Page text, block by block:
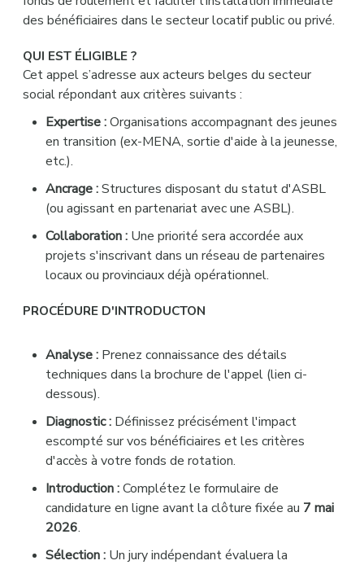
des bénéficiaires dans le secteur locatif public ou privé.
QUI EST ÉLIGIBLE ?
Cet appel s’adresse aux acteurs belges du secteur
social répondant aux critères suivants :
Expertise :Organisations accompagnant des jeunes
en transition (ex-MENA, sortie d'aide à la jeunesse,
etc.).
Ancrage :Structures disposant du statut d'ASBL
(ou agissant en partenariat avec une ASBL).
Collaboration : Une priorité sera accordée aux
projets s'inscrivant dans un réseau de partenaires
locaux ou provinciaux déjà opérationnel.
PROCÉDURE D'INTRODUCTON
Analyse : Prenez connaissance des détails
techniques dans la brochure de l'appel (lien ci-
dessous).
Diagnostic : Définissez précisément l'impact
escompté sur vos bénéficiaires et les critères
d'accès à votre fonds de rotation.
Introduction :Complétez le formulaire de
candidature en ligne avant la clôture fixée au 7 mai
2026.
Sélection : Un jury indépendant évaluera la